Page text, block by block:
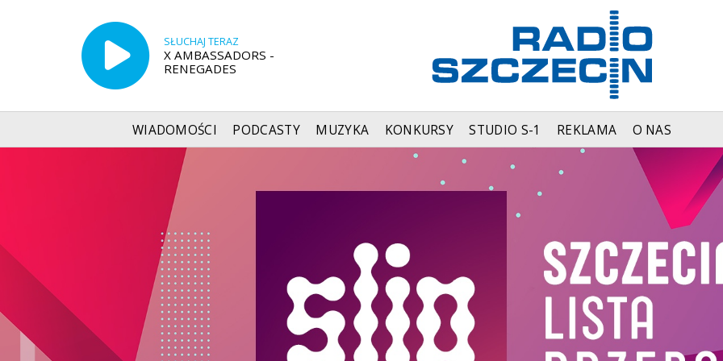
SŁUCHAJ TERAZ
X AMBASSADORS -
RENEGADES
WIADOMOŚCI PODCASTY MUZYKA KONKURSY STUDIO S-1 REKLAMA O NAS